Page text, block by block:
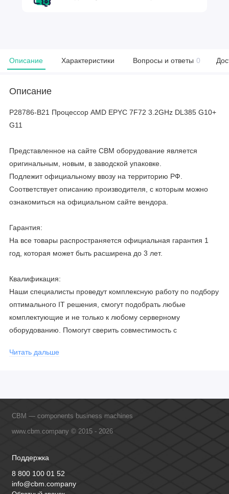
Описание Характеристики Вопросы и ответы 0
Описание
P28786-B21 Процессор AMD EPYC 7F72 3.2GHz DL385 G10+
G11
Представленное на сайте CBM оборудование является
оригинальным, новым, в заводской упаковке.
Подлежит официальному ввозу на территорию РФ.
Соответствует описанию производителя, с которым можно
ознакомиться на официальном сайте вендора.
Гарантия:
На все товары распространяется официальная гарантия 1
год, которая может быть расширена до 3 лет.
Квалификация:
Наши специалисты проведут комплексную работу по подбору
оптимального IT решения, смогут подобрать любые
комплектующие и не только к любому серверному
оборудованию. Помогут сверить совместимость с
официальными производителями и проводим регулярное
Читать дальше
CBM — components business machines
www.cbm.company © 2015 - 2026
Поддержка
8 800 100 01 52
info@cbm.company